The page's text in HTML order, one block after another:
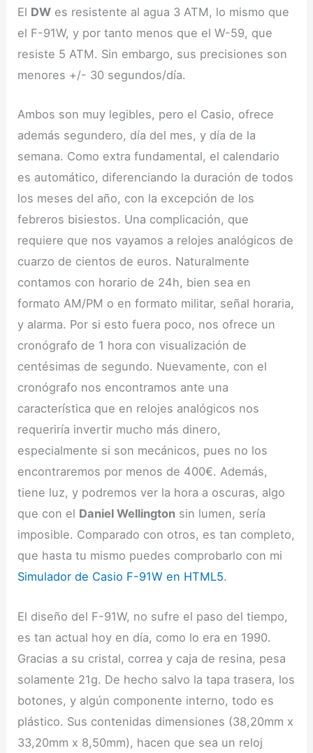
El DW es resistente al agua 3 ATM, lo mismo que
el F-91W, y por tanto menos que el W-59, que
resiste 5 ATM. Sin embargo, sus precisiones son
menores +/- 30 segundos/día.
Ambos son muy legibles, pero el Casio, ofrece
además segundero, día del mes, y día de la
semana. Como extra fundamental, el calendario
es automático, diferenciando la duración de todos
los meses del año, con la excepción de los
febreros bisiestos. Una complicación, que
requiere que nos vayamos a relojes analógicos de
cuarzo de cientos de euros. Naturalmente
contamos con horario de 24h, bien sea en
formato AM/PM o en formato militar, señal horaria,
y alarma. Por si esto fuera poco, nos ofrece un
cronógrafo de 1 hora con visualización de
centésimas de segundo. Nuevamente, con el
cronógrafo nos encontramos ante una
característica que en relojes analógicos nos
requeriría invertir mucho más dinero,
especialmente si son mecánicos, pues no los
encontraremos por menos de 400€. Además,
tiene luz, y podremos ver la hora a oscuras, algo
que con el Daniel Wellington sin lumen, sería
imposible. Comparado con otros, es tan completo,
que hasta tu mismo puedes comprobarlo con mi
Simulador de Casio F-91W en HTML5.
El diseño del F-91W, no sufre el paso del tiempo,
es tan actual hoy en día, como lo era en 1990.
Gracias a su cristal, correa y caja de resina, pesa
solamente 21g. De hecho salvo la tapa trasera, los
botones, y algún componente interno, todo es
plástico. Sus contenidas dimensiones (38,20mm x
33,20mm x 8,50mm), hacen que sea un reloj